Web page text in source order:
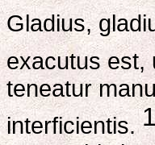
Gladius,
exacutus est,
teneatur
interficientis.